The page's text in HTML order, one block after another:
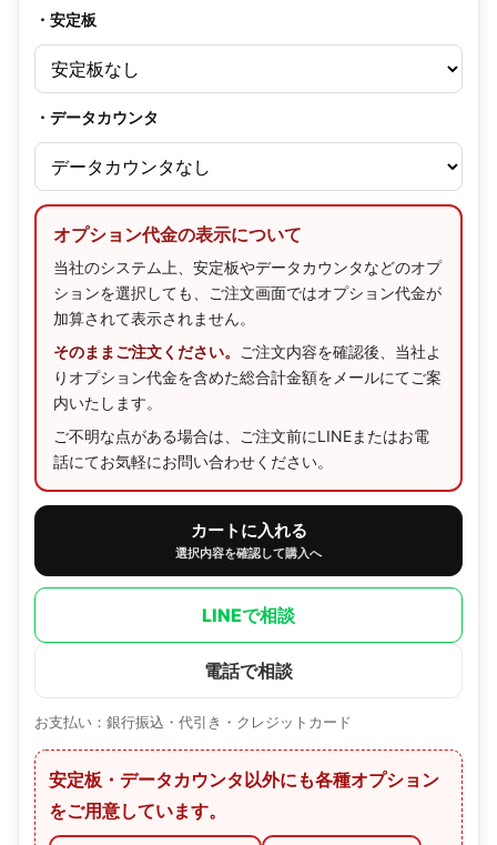
・安定板
・データカウンタ
オプション代金の表示について
当社のシステム上、安定板やデータカウンタなどのオプ
ションを選択しても、ご注文画面ではオプション代金が
加算されて表示されません。
そのままご注文ください。
ご注文内容を確認後、当社よ
りオプション代金を含めた総合計金額をメールにてご案
内いたします。
ご不明な点がある場合は、ご注文前にLINEまたはお電
話にてお気軽にお問い合わせください。
カートに入れる
選択内容を確認して購入へ
LINEで相談
電話で相談
お支払い：銀行振込・代引き・クレジットカード
安定板・データカウンタ以外にも各種オプション
をご用意しています。